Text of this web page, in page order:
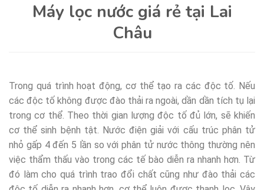
Máy lọc nước giá rẻ tại Lai
Châu
Trong quá trình hoạt động, cơ thể tạo ra các độc tố. Nếu
các độc tố không được đào thải ra ngoài, dần dần tích tụ lại
trong cơ thể. Theo thời gian lượng độc tố đủ lớn, sẽ khiến
cơ thể sinh bệnh tật. Nước điện giải với cấu trúc phân tử
nhỏ gấp 4 đến 5 lần so với phân tử nước thông thường nên
việc thẩm thấu vào trong các tế bào diễn ra nhanh hơn. Từ
đó làm cho quá trình trao đổi chất cũng như đào thải các